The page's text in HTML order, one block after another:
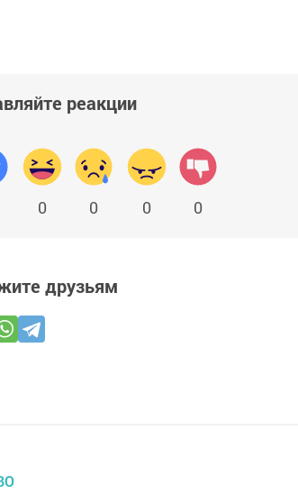
реакции
0 0 0 0
друзьям